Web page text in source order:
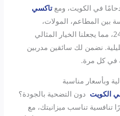
في الكويت، ومعتاكسي
بين المطاعم، المولات،
والشواطئ. خدماتنا متاحة 24/7، مما يجعلنا الخيار المثالي
نضمن لك سائقين مدربين
في كل مرة.
وبأسعار مناسبة
الكويت دون التضحية بالجودة؟
تنافسية تناسب ميزانيتك، مع